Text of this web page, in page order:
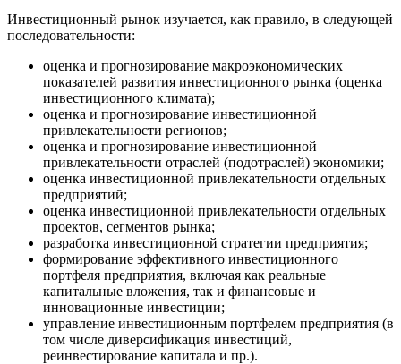
Инвестиционный рынок изучается, как правило, в следующей
последовательности:
оценка и прогнозирование макроэкономических
показателей развития инвестиционного рынка (оценка
инвестиционного климата);
оценка и прогнозирование инвестиционной
привлекательности регионов;
оценка и прогнозирование инвестиционной
привлекательности отраслей (подотраслей) экономики;
оценка инвестиционной привлекательности отдельных
предприятий;
оценка инвестиционной привлекательности отдельных
проектов, сегментов рынка;
разработка инвестиционной стратегии предприятия;
формирование эффективного инвестиционного
портфеля предприятия, включая как реальные
капитальные вложения, так и финансовые и
инновационные инвестиции;
управление инвестиционным портфелем предприятия (в
том числе диверсификация инвестиций,
реинвестирование капитала и пр.).